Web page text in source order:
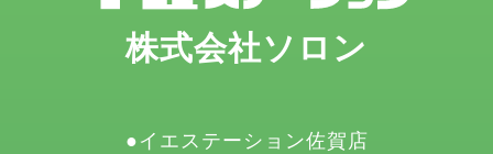
株式会社ソロン
イエステーション佐賀店